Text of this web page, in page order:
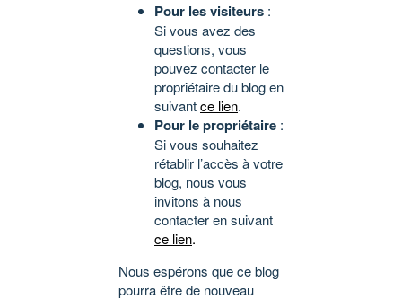
Pour les visiteurs :
Si vous avez des
questions, vous
pouvez contacter le
propriétaire du blog en
suivantce lien.
Pour le propriétaire :
Si vous souhaitez
rétablir l’accès à votre
blog, nous vous
invitons à nous
contacter en suivant
ce lien.
Nous espérons que ce blog
pourra être de nouveau